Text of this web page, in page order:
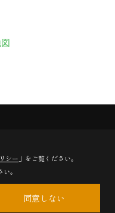
シー 」をご覧ください。
。
同意しない